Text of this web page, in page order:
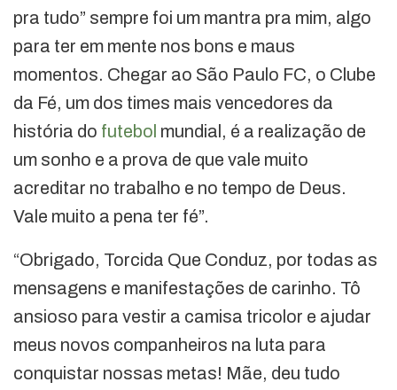
pra tudo” sempre foi um mantra pra mim, algo
para ter em mente nos bons e maus
momentos. Chegar ao São Paulo FC, o Clube
da Fé, um dos times mais vencedores da
história do futebol mundial, é a realização de
um sonho e a prova de que vale muito
acreditar no trabalho e no tempo de Deus.
Vale muito a pena ter fé”.
“Obrigado, Torcida Que Conduz, por todas as
mensagens e manifestações de carinho. Tô
ansioso para vestir a camisa tricolor e ajudar
meus novos companheiros na luta para
conquistar nossas metas! Mãe, deu tudo